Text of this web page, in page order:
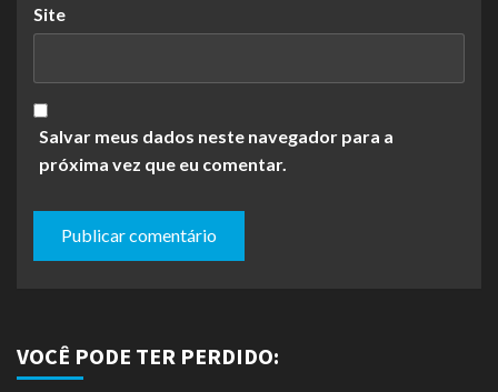
Site
Salvar meus dados neste navegador para a
próxima vez que eu comentar.
VOCÊ PODE TER PERDIDO: